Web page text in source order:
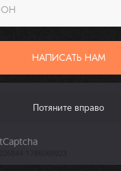
НАПИСАТЬ НАМ